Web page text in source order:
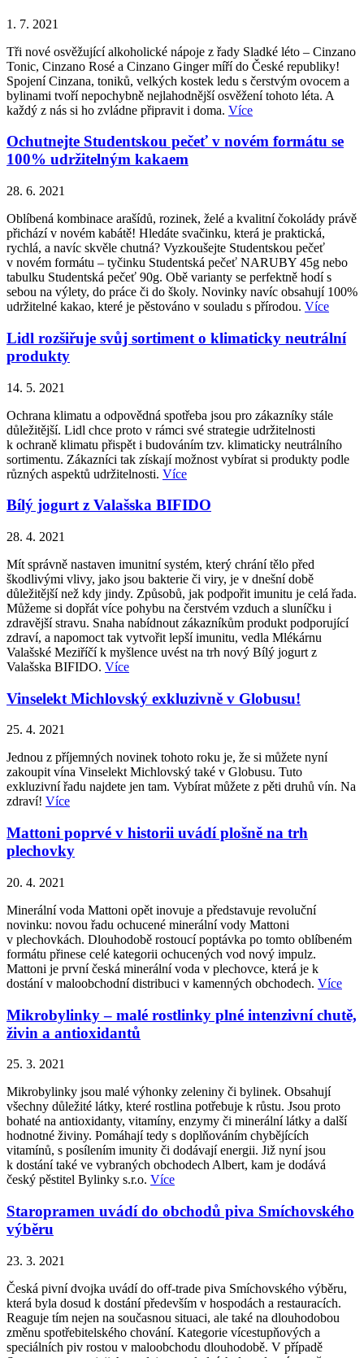
1. 7. 2021
Tři nové osvěžující alkoholické nápoje z řady Sladké léto – Cinzano
Tonic, Cinzano Rosé a Cinzano Ginger míří do České republiky!
Spojení Cinzana, toniků, velkých kostek ledu s čerstvým ovocem a
bylinami tvoří nepochybně nejlahodnější osvěžení tohoto léta. A
každý z nás si ho zvládne připravit i doma. Více
Ochutnejte Studentskou pečeť v novém formátu se
100% udržitelným kakaem
28. 6. 2021
Oblíbená kombinace arašídů, rozinek, želé a kvalitní čokolády právě
přichází v novém kabátě! Hledáte svačinku, která je praktická,
rychlá, a navíc skvěle chutná? Vyzkoušejte Studentskou pečeť
v novém formátu – tyčinku Studentská pečeť NARUBY 45g nebo
tabulku Studentská pečeť 90g. Obě varianty se perfektně hodí s
sebou na výlety, do práce či do školy. Novinky navíc obsahují 100%
udržitelné kakao, které je pěstováno v souladu s přírodou. Více
Lidl rozšiřuje svůj sortiment o klimaticky neutrální
produkty
14. 5. 2021
Ochrana klimatu a odpovědná spotřeba jsou pro zákazníky stále
důležitější. Lidl chce proto v rámci své strategie udržitelnosti
k ochraně klimatu přispět i budováním tzv. klimaticky neutrálního
sortimentu. Zákazníci tak získají možnost vybírat si produkty podle
různých aspektů udržitelnosti. Více
Bílý jogurt z Valašska BIFIDO
28. 4. 2021
Mít správně nastaven imunitní systém, který chrání tělo před
škodlivými vlivy, jako jsou bakterie či viry, je v dnešní době
důležitější než kdy jindy. Způsobů, jak podpořit imunitu je celá řada.
Můžeme si dopřát více pohybu na čerstvém vzduch a sluníčku i
zdravější stravu. Snaha nabídnout zákazníkům produkt podporující
zdraví, a napomoct tak vytvořit lepší imunitu, vedla Mlékárnu
Valašské Meziříčí k myšlence uvést na trh nový Bílý jogurt z
Valašska BIFIDO. Více
Vinselekt Michlovský exkluzivně v Globusu!
25. 4. 2021
Jednou z příjemných novinek tohoto roku je, že si můžete nyní
zakoupit vína Vinselekt Michlovský také v Globusu. Tuto
exkluzivní řadu najdete jen tam. Vybírat můžete z pěti druhů vín. Na
zdraví! Více
Mattoni poprvé v historii uvádí plošně na trh
plechovky
20. 4. 2021
Minerální voda Mattoni opět inovuje a představuje revoluční
novinku: novou řadu ochucené minerální vody Mattoni
v plechovkách. Dlouhodobě rostoucí poptávka po tomto oblíbeném
formátu přinese celé kategorii ochucených vod nový impulz.
Mattoni je první česká minerální voda v plechovce, která je k
dostání v maloobchodní distribuci v kamenných obchodech. Více
Mikrobylinky – malé rostlinky plné intenzivní chutě,
živin a antioxidantů
25. 3. 2021
Mikrobylinky jsou malé výhonky zeleniny či bylinek. Obsahují
všechny důležité látky, které rostlina potřebuje k růstu. Jsou proto
bohaté na antioxidanty, vitamíny, enzymy či minerální látky a další
hodnotné živiny. Pomáhají tedy s doplňováním chybějících
vitamínů, s posílením imunity či dodávají energii. Již nyní jsou
k dostání také ve vybraných obchodech Albert, kam je dodává
český pěstitel Bylinky s.r.o. Více
Staropramen uvádí do obchodů piva Smíchovského
výběru
23. 3. 2021
Česká pivní dvojka uvádí do off-trade piva Smíchovského výběru,
která byla dosud k dostání především v hospodách a restauracích.
Reaguje tím nejen na současnou situaci, ale také na dlouhodobou
změnu spotřebitelského chování. Kategorie vícestupňových a
speciálních piv rostou v maloobchodu dlouhodobě. V případě